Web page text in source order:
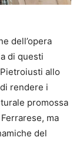
dell’opera
di questi
allo
rendere i
promossa
ma
del